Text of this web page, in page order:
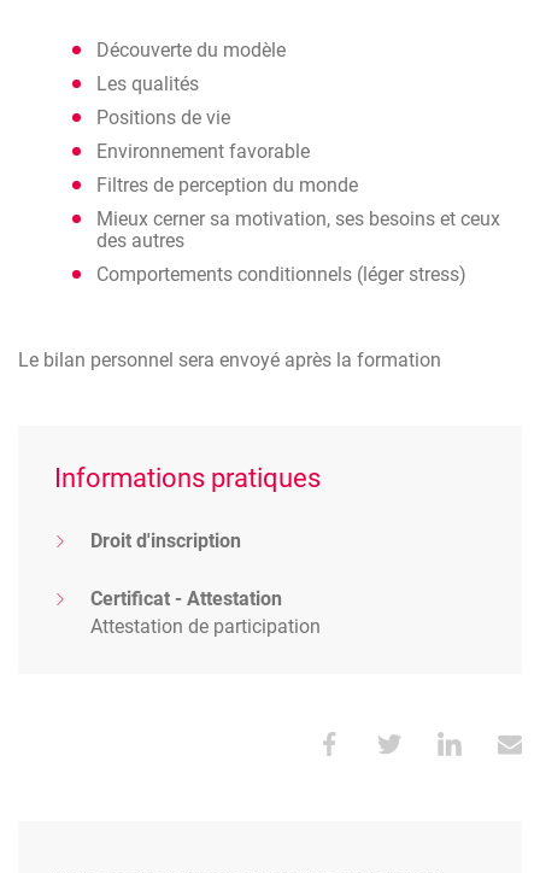
Découverte du modèle
Les qualités
Positions de vie
Environnement favorable
Filtres de perception du monde
Mieux cerner sa motivation, ses besoins et ceux
des autres
Comportements conditionnels (léger stress)
Le bilan personnel sera envoyé après la formation
Informations pratiques
Droit d'inscription
Certificat - Attestation
Attestation de participation